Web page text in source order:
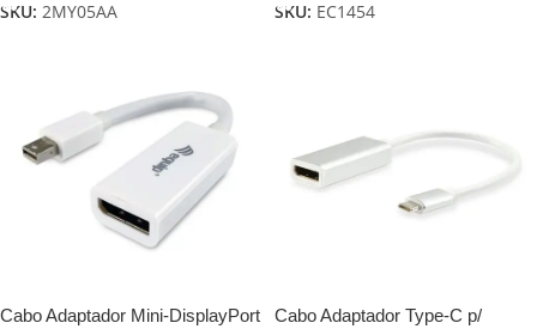
SKU: 2MY05AA
SKU: EC1454
Cabo Adaptador Mini-DisplayPort
Cabo Adaptador Type-C p/